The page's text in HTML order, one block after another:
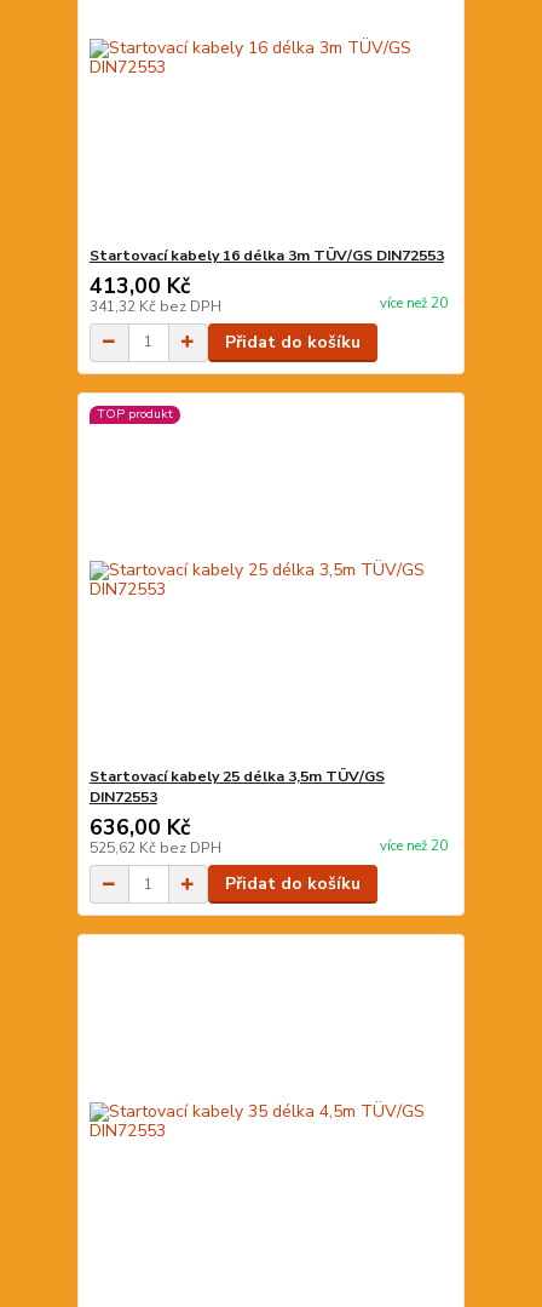
Startovací kabely 16 délka 3m TÜV/GS DIN72553
413,00 Kč
341,32 Kč bez DPH více než 20
Přidat do košíku
TOP produkt
Startovací kabely 25 délka 3,5m TÜV/GS
DIN72553
636,00 Kč
525,62 Kč bez DPH více než 20
Přidat do košíku